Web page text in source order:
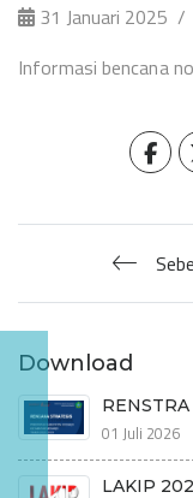
31 Januari 2025
Informasi bencana
Download
01 Juli 2026
LAKIP